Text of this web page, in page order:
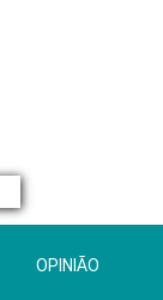
OPINIÃO